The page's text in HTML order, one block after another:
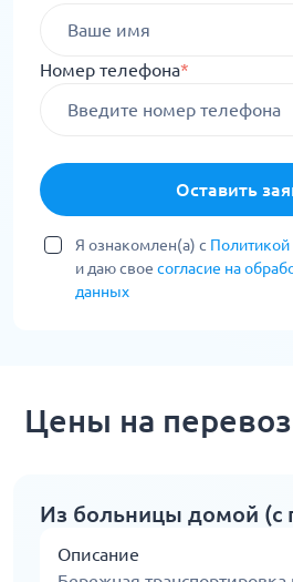
Номер телефона*
Оставить
Я ознакомлен(а) с
и даю свое согласие на
данных
Цены на
Из больницы домой (с
Описание